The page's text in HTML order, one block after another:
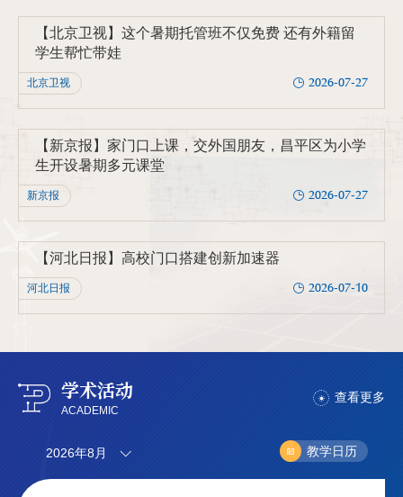
【北京卫视】这个暑期托管班不仅免费 还有外籍留
学生帮忙带娃
2026-07-27
北京卫视
【新京报】家门口上课，交外国朋友，昌平区为小学
生开设暑期多元课堂
2026-07-27
新京报
【河北日报】高校门口搭建创新加速器
2026-07-10
河北日报
查看更多
学术活动
ACADEMIC
2026年8月 教学日历